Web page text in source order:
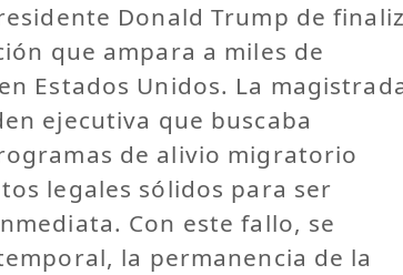
Donald Trump de
que ampara a miles de
Estados Unidos. La
ejecutiva que buscaba
de alivio migratorio
legales sólidos para ser
Con este fallo, se
la permanencia de la